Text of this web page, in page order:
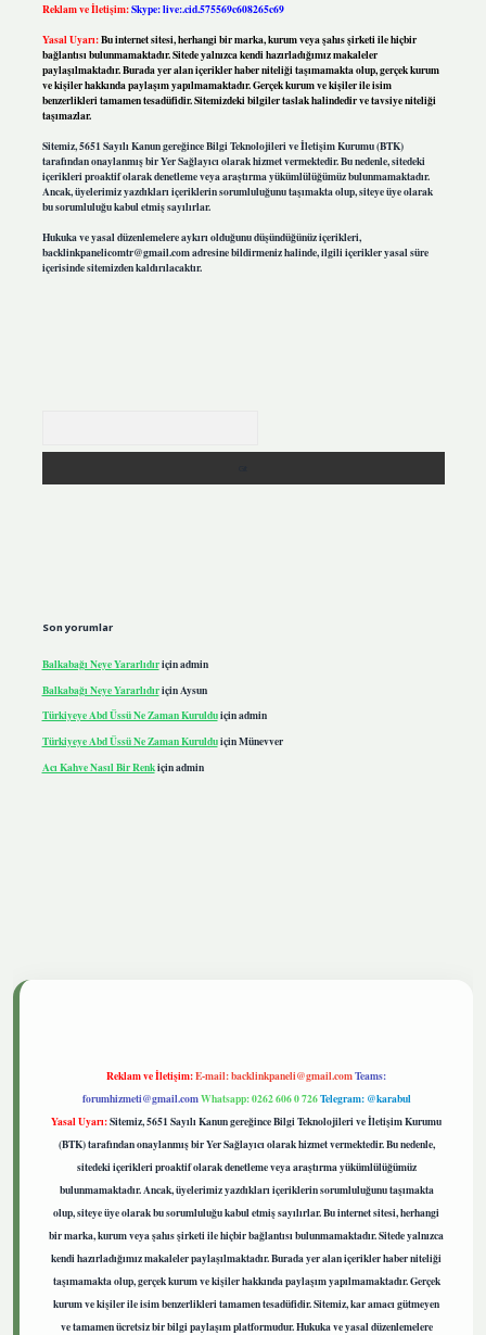
Reklam ve İletişim:Skype: live:.cid.575569c608265c69
Yasal Uyarı:Bu internet sitesi, herhangi bir marka, kurum veya şahıs şirketi ile hiçbir
bağlantısı bulunmamaktadır. Sitede yalnızca kendi hazırladığımız makaleler
paylaşılmaktadır. Burada yer alan içerikler haber niteliği taşımamakta olup, gerçek kurum
ve kişiler hakkında paylaşım yapılmamaktadır. Gerçek kurum ve kişiler ile isim
benzerlikleri tamamen tesadüfidir. Sitemizdeki bilgiler taslak halindedir ve tavsiye niteliği
taşımazlar.
Sitemiz, 5651 Sayılı Kanun gereğince Bilgi Teknolojileri ve İletişim Kurumu (BTK)
tarafından onaylanmış bir Yer Sağlayıcı olarak hizmet vermektedir. Bu nedenle, sitedeki
içerikleri proaktif olarak denetleme veya araştırma yükümlülüğümüz bulunmamaktadır.
Ancak, üyelerimiz yazdıkları içeriklerin sorumluluğunu taşımakta olup, siteye üye olarak
bu sorumluluğu kabul etmiş sayılırlar.
Hukuka ve yasal düzenlemelere aykırı olduğunu düşündüğünüz içerikleri,
backlinkpanelicomtr@gmail.comadresine bildirmeniz halinde, ilgili içerikler yasal süre
içerisinde sitemizden kaldırılacaktır.
Son yorumlar
Balkabağı Neye Yararlıdıriçinadmin
Balkabağı Neye Yararlıdıriçin Aysun
Türkiyeye Abd Üssü Ne Zaman Kurulduiçinadmin
Türkiyeye Abd Üssü Ne Zaman KurulduiçinMünevver
Acı Kahve Nasıl Bir Renkiçinadmin
Reklam ve İletişim:E-mail:backlinkpaneli@gmail.comTeams:
forumhizmeti@gmail.comWhatsapp: 0262 606 0 726Telegram: @karabul
Yasal Uyarı:Sitemiz, 5651 Sayılı Kanun gereğince Bilgi Teknolojileri ve İletişim Kurumu
(BTK) tarafından onaylanmış bir Yer Sağlayıcı olarak hizmet vermektedir. Bu nedenle,
sitedeki içerikleri proaktif olarak denetleme veya araştırma yükümlülüğümüz
bulunmamaktadır. Ancak, üyelerimiz yazdıkları içeriklerin sorumluluğunu taşımakta
olup, siteye üye olarak bu sorumluluğu kabul etmiş sayılırlar. Bu internet sitesi, herhangi
bir marka, kurum veya şahıs şirketi ile hiçbir bağlantısı bulunmamaktadır. Sitede yalnızca
kendi hazırladığımız makaleler paylaşılmaktadır. Burada yer alan içerikler haber niteliği
taşımamakta olup, gerçek kurum ve kişiler hakkında paylaşım yapılmamaktadır. Gerçek
kurum ve kişiler ile isim benzerlikleri tamamen tesadüfidir. Sitemiz, kar amacı gütmeyen
ve tamamen ücretsiz bir bilgi paylaşım platformudur. Hukuka ve yasal düzenlemelere